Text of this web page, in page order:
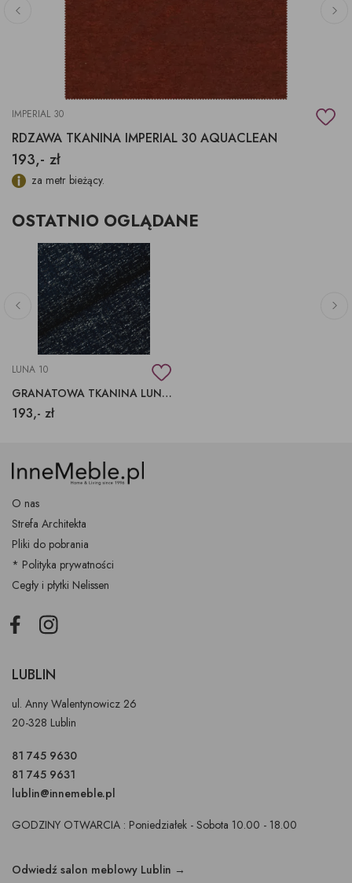
IMPERIAL 30
RDZAWA TKANINA IMPERIAL 30 AQUACLEAN
193,- zł
za metr bieżący.
OSTATNIO OGLĄDANE
LUNA 10
GRANATOWA TKANINA LUNA 10 FARGOTEX
193,- zł
O nas
Strefa Architekta
Pliki do pobrania
* Polityka prywatności
Cegły i płytki Nelissen
FacebookInstagram
LUBLIN
ul. Anny Walentynowicz 26
20-328 Lublin
81 745 9630
81 745 9631
lublin@innemeble.pl
GODZINY OTWARCIA : Poniedziałek - Sobota 10.00 - 18.00
Odwiedź salon meblowy Lublin →